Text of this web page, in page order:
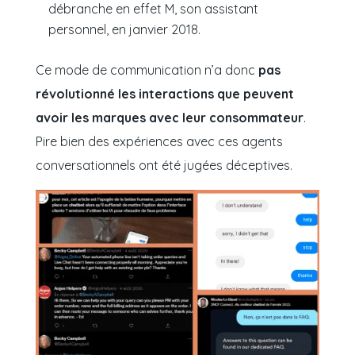
débranche en effet M, son assistant
personnel, en janvier 2018.
Ce mode de communication n’a donc pas
révolutionné les interactions que peuvent
avoir les marques avec leur consommateur.
Pire bien des expériences avec ces agents
conversationnels ont été jugées déceptives.